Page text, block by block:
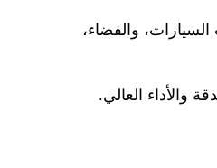
السيارات، والفضاء،
والأداء العالي.